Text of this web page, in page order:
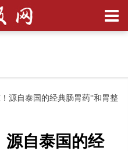
源自泰国的经典肠胃药“和胃整
源自泰国的经